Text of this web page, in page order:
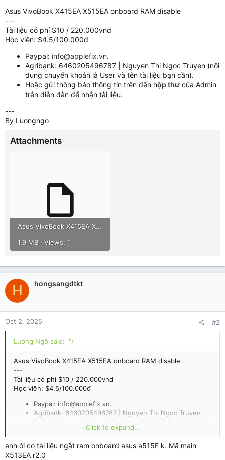
Asus VivoBook X415EA X515EA onboard RAM disable
---
Tài liệu có phí $10 / 220.000vnd
Học viên: $4.5/100.000đ
Paypal: info@applefix.vn.
Agribank: 6460205496787 | Nguyen Thi Ngoc Truyen (nội
dung chuyển khoản là User và tên tài liệu bạn cần).
Hoặc gửi thông báo thông tin trên đến hộp thư của Admin
trên diễn đàn để nhận tài liệu.
---
By Luongngo
Attachments
Asus VivoBook X415EA X515EA onboard RAM disable.rar
1.9 MB · Views: 1
H hongsangdtkt
Oct 2, 2025 #2
Lương Ngô said:
Asus VivoBook X415EA X515EA onboard RAM disable
---
Tài liệu có phí $10 / 220.000vnd
Học viên: $4.5/100.000đ
Paypal: info@applefix.vn.
Agribank: 6460205496787 | Nguyen Thi Ngoc Truyen
Hoặc gửi thông báo thông tin trên đến h
Admin trên diễn đàn để nhận tài liệu.
---
Click to expand...
anh ới có tài liệu ngắt ram onboard asus a515E k. Mã main
X513EA r2.0